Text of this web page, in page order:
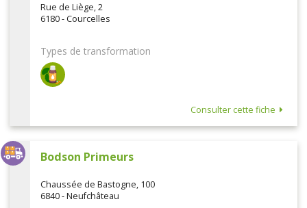
Rue de Liège, 2
6180 - Courcelles
Types de transformation
Consulter cette fiche
Bodson Primeurs
Chaussée de Bastogne, 100
6840 - Neufchâteau